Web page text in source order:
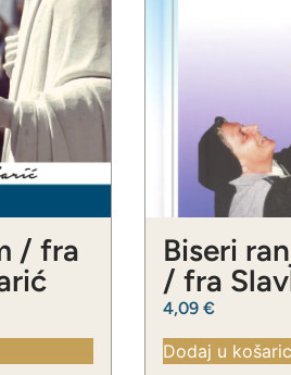
/ fra
Biseri
/ fra
Barbarić
4,09 €
Dodaj u